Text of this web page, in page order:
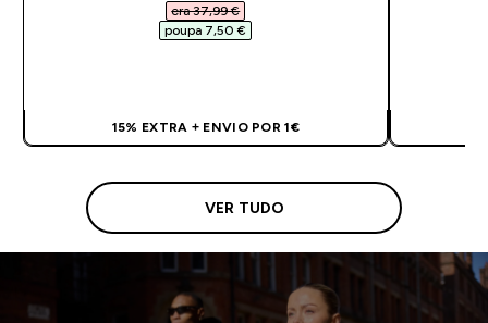
era 37,99 €‎
poupa 7,50 €‎
15% EXTRA + ENVIO POR 1€
VER TUDO